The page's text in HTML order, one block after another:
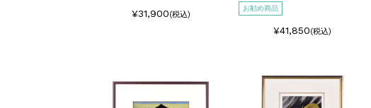
¥31,900(税込)
お勧め商品
¥41,850(税込)